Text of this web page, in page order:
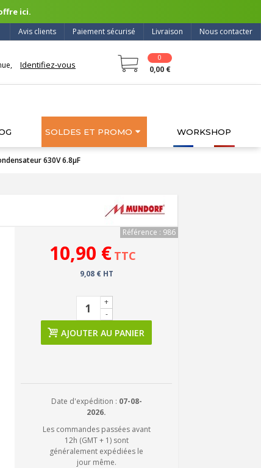
ici.
Nous contacter
Livraison
Paiement sécurisé
Avis clients
Identifiez-vous
0
0,00 €
SOLDES ET PROMO WORKSHOP
630V 6.8µF
Référence : 986
10,90 € TTC
9,08 € HT
-
+
AJOUTER AU PANIER
Date d'expédition : 07-08-
2026.
Les commandes passées avant
12h (GMT + 1) sont
généralement expédiées le
jour même.